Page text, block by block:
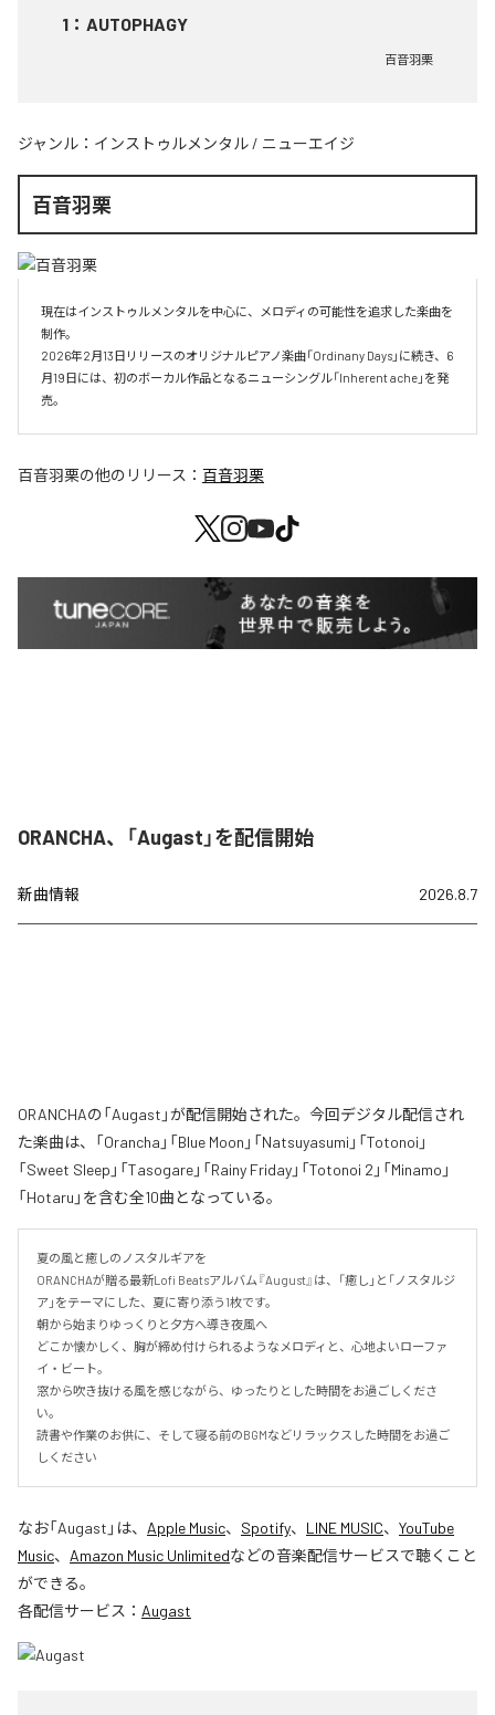
1 ： AUTOPHAGY
百音羽栗
ジャンル： インストゥルメンタル / ニューエイジ
百音羽栗
現在はインストゥルメンタルを中心に、メロディの可能性を追求した楽曲を
制作。
2026年2月13日リリースのオリジナルピアノ楽曲「Ordinany Days」に続き、6
月19日には、初のボーカル作品となるニューシングル「Inherent ache」を発
売。
百音羽栗の他のリリース： 百音羽栗
ORANCHA、「Augast」を配信開始
新曲情報 2026.8.7
ORANCHAの「Augast」が配信開始された。今回デジタル配信され
た楽曲は、「Orancha」「Blue Moon」「Natsuyasumi」「Totonoi」
「Sweet Sleep」「Tasogare」「Rainy Friday」「Totonoi 2」「Minamo」
「Hotaru」を含む全10曲となっている。
夏の風と癒しのノスタルギアを
ORANCHAが贈る最新Lofi Beatsアルバム『August』は、「癒し」と「ノスタルジ
ア」をテーマにした、夏に寄り添う1枚です。
朝から始まりゆっくりと夕方へ導き夜風へ
どこか懐かしく、胸が締め付けられるようなメロディと、心地よいローファ
イ・ビート。
窓から吹き抜ける風を感じながら、ゆったりとした時間をお過ごしくださ
い。
読書や作業のお供に、そして寝る前のBGMなどリラックスした時間をお過ご
しください
なお「Augast 」は、 Apple Music、 Spotify、 LINE MUSIC、 YouTube
Music、 Amazon Music Unlimitedなどの音楽配信サービスで聴くこと
ができる。
各配信サービス： Augast